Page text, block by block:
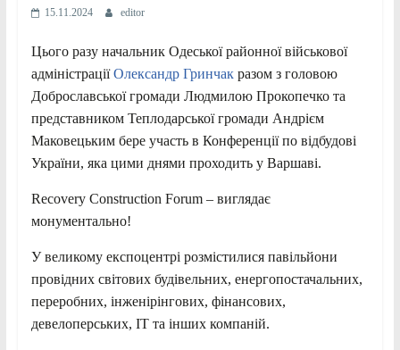
15.11.2024 editor
Цього разу начальник Одеської районної військової
адміністраціїОлександр Гринчакразом з головою
Доброславської громади Людмилою Прокопечко та
представником Теплодарської громади Андрієм
Маковецьким бере участь в Конференції по відбудові
України, яка цими днями проходить у Варшаві.
Recovery Construction Forum – виглядає
монументально!
Увеликому експоцентрі розмістилися павільйони
провідних світових будівельних, енергопостачальних,
переробних, інженірінгових, фінансових,
девелоперських, IT та інших компаній.